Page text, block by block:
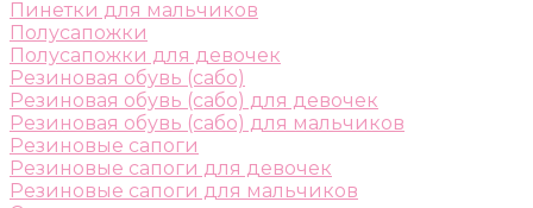
Пинетки для мальчиков
Полусапожки
Полусапожки для девочек
Резиновая обувь (сабо)
Резиновая обувь (сабо) для девочек
Резиновая обувь (сабо) для мальчиков
Резиновые сапоги
Резиновые сапоги для девочек
Резиновые сапоги для мальчиков